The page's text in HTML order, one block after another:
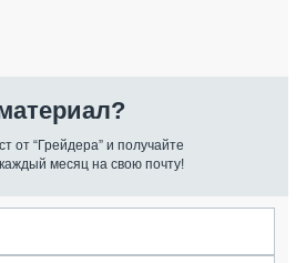
от “Грейдера” и получайте
месяц на свою почту!